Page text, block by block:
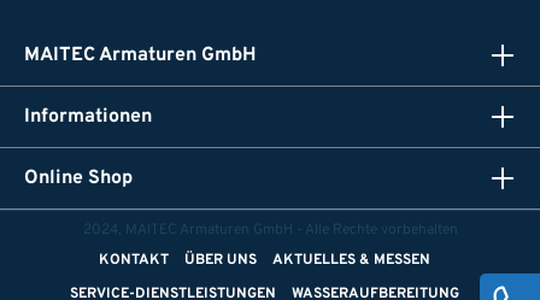
MAITEC Armaturen GmbH
Informationen
Online Shop
2024, MAITEC Armaturen GmbH - Alle Rechte vorbehalten
KONTAKT
ÜBER UNS
AKTUELLES & MESSEN
SERVICE-DIENSTLEISTUNGEN
WASSERAUFBEREITUNG